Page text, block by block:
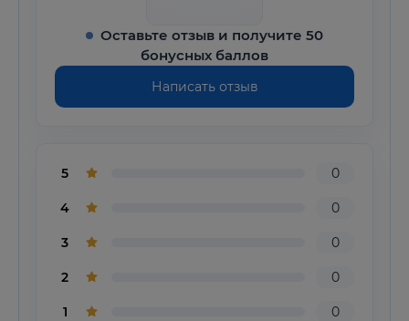
Оставьте отзыв и получите 50
бонусных баллов
Написать отзыв
5 0
4 0
3 0
2 0
1 0